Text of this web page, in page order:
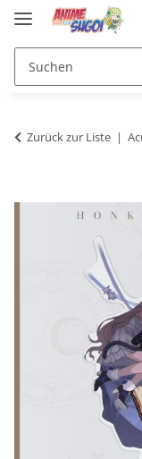
Zurück zur Liste